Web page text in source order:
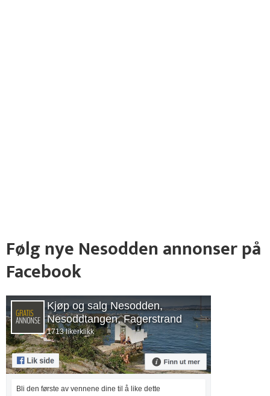
Følg nye Nesodden annonser på
Facebook
Kjøp og salg Nesodden,
Nesoddtangen, Fagerstrand
1713 likerklikk
Bli den første av vennene dine til å like dette